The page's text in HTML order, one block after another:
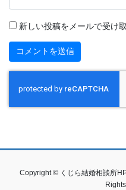
新しい投稿をメールで受け
Copyright © くじら結婚相談所